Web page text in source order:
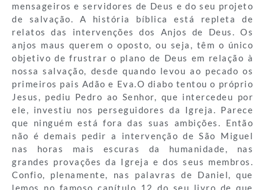
mensageiros e servidores de Deus e do seu projeto
de salvação. A história bíblica está repleta de
relatos das intervenções dos Anjos de Deus. Os
anjos maus querem o oposto, ou seja, têm o único
objetivo de frustrar o plano de Deus em relação à
nossa salvação, desde quando levou ao pecado os
primeiros pais Adão e Eva.O diabo tentou o próprio
Jesus, pediu Pedro ao Senhor, que intercedeu por
ele, investiu nos perseguidores da Igreja. Parece
que ninguém está fora das suas ambições. Então
não é demais pedir a intervenção de São Miguel
nas horas mais escuras da humanidade, nas
grandes provações da Igreja e dos seus membros.
Confio, plenamente, nas palavras de Daniel, que
lemos no famoso capítulo 12 do seu livro de que